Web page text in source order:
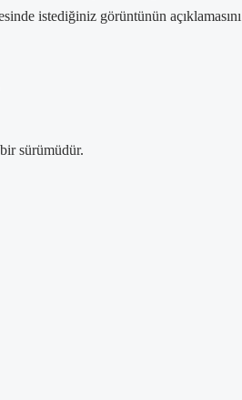
istediğiniz görüntünün açıklamasını
sürümüdür.